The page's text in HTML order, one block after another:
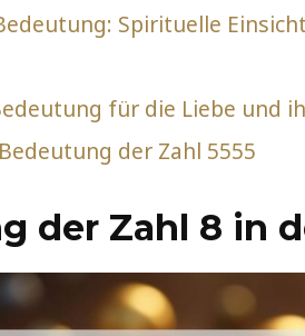
Spirituelle
für die Liebe und
der Zahl 5555
der Zahl 8 in